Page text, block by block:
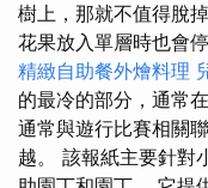
樹上，那就不值得脫
花果放入單層時也會
精緻自助餐外燴料理
的最冷的部分，通常
通常與遊行比賽相關
越。 該報紙主要針對